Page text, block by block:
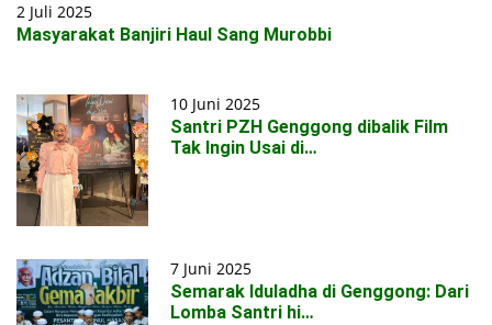
2 Juli 2025
Masyarakat Banjiri Haul Sang Murobbi
10 Juni 2025
Santri PZH Genggong dibalik Film
Tak Ingin Usai di…
7 Juni 2025
Semarak Iduladha di Genggong: Dari
Lomba Santri hi…